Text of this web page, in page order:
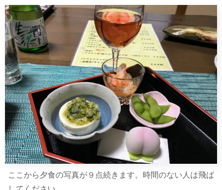
ここから夕食の写真が９点続きます。時間のない人は飛ば